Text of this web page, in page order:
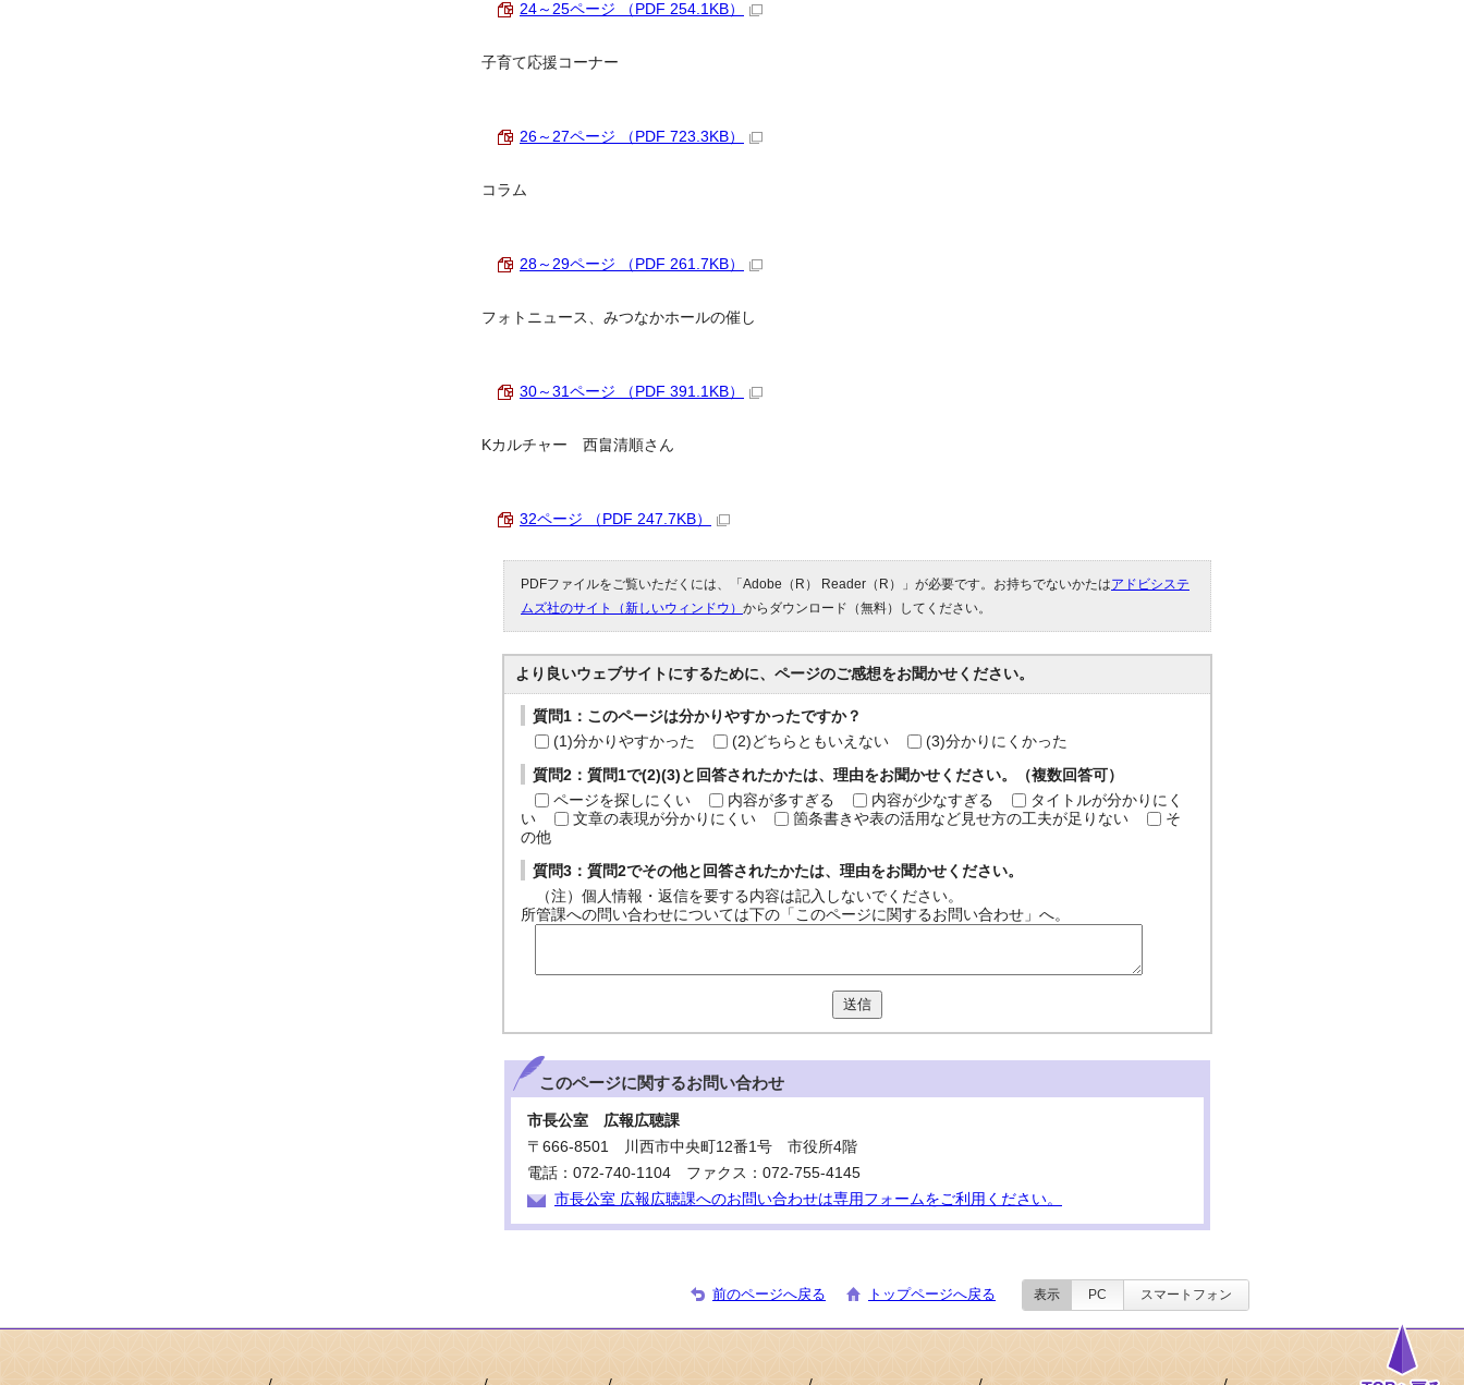
24～25ページ （PDF 254.1KB）
子育て応援コーナー
26～27ページ （PDF 723.3KB）
コラム
28～29ページ （PDF 261.7KB）
フォトニュース、みつなかホールの催し
30～31ページ （PDF 391.1KB）
Kカルチャー 西畠清順さん
32ページ （PDF 247.7KB）
PDFファイルをご覧いただくには、「Adobe（R） Reader（R）」が必要です。お持ちでないかたはアドビシステ
ムズ社のサイト（新しいウィンドウ） からダウンロード（無料）してください。
より良いウェブサイトにするために、ページのご感想をお聞かせください。
質問1：このページは分かりやすかったですか？
(1)分かりやすかった
(2)どちらともいえない (3)分かりにくかった
質問2：質問1で(2)(3)と回答されたかたは、理由をお聞かせください。（複数回答可）
ページを探しにくい
内容が多すぎる 内容が少なすぎる
タイトルが分かりにく
い
文章の表現が分かりにくい 箇条書きや表の活用など見せ方の工夫が足りない
そ
の他
質問3：質問2でその他と回答されたかたは、理由をお聞かせください。
（注）個人情報・返信を要する内容は記入しないでください。
所管課への問い合わせについては下の「このページに関するお問い合わせ」へ。
送信
このページに関するお問い合わせ
市長公室 広報広聴課
〒666-8501 川西市中央町12番1号 市役所4階
電話：072-740-1104 ファクス：072-755-4145
市長公室 広報広聴課へのお問い合わせは専用フォームをご利用ください。
前のページへ戻る トップページへ戻る 表示 PC スマートフォン